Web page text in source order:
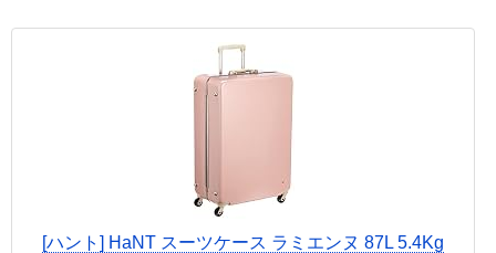
[ハント] HaNT スーツケース ラミエンヌ 87L 5.4Kg